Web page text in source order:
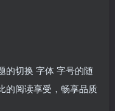
的切换 字体 字号的随
的阅读享受，畅享品质